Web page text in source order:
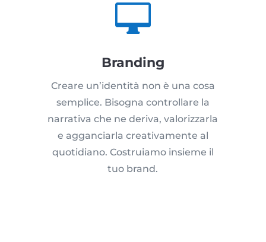

Branding
Creare un’identità non è una cosa
semplice. Bisogna controllare la
narrativa che ne deriva, valorizzarla
e agganciarla creativamente al
quotidiano. Costruiamo insieme il
tuo brand.